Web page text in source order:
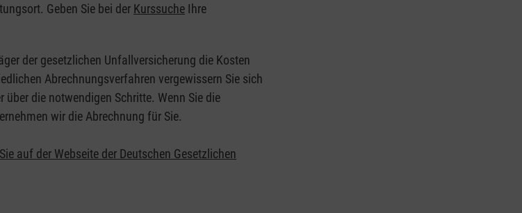
Geben Sie bei der Kurssuche Ihre
der gesetzlichen Unfallversicherung die Kosten
Abrechnungsverfahren vergewissern Sie sich
die notwendigen Schritte. Wenn Sie die
wir die Abrechnung für Sie.
auf der Webseite der Deutschen Gesetzlichen